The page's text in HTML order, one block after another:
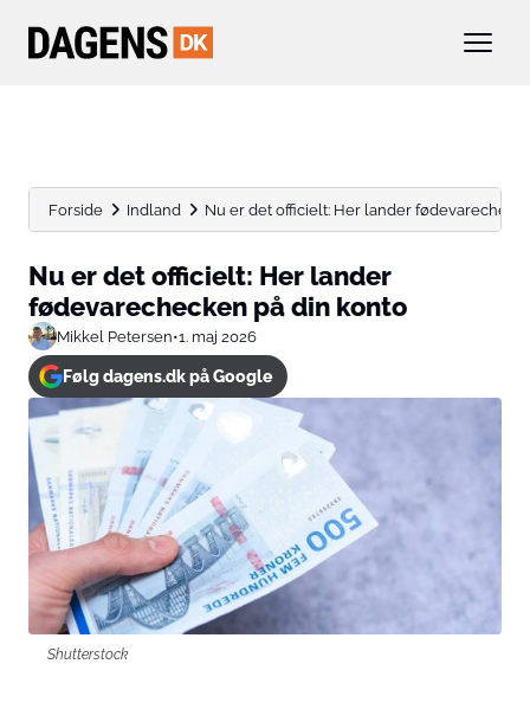
Forside Indland Nu er det officielt: Her lander
Nu er det officielt: Her lander
fødevarechecken på din konto
Mikkel Petersen•1. maj 2026
Følg dagens.dk på Google
Shutterstock